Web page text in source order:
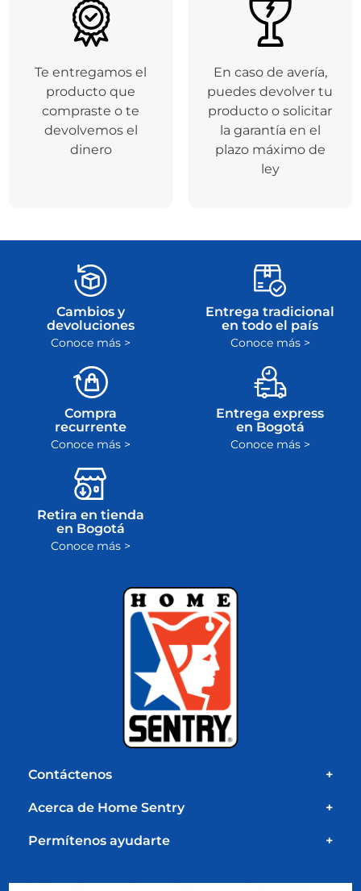
Te entregamos el
producto que
compraste o te
devolvemos el
dinero
En caso de avería,
puedes devolver tu
producto o solicitar
la garantía en el
plazo máximo de
ley
Cambios y
devoluciones
Conoce más >
Entrega tradicional
en todo el país
Conoce más >
Compra
recurrente
Conoce más >
Entrega express
en Bogotá
Conoce más >
Retira en tienda
en Bogotá
Conoce más >
Contáctenos +
Acerca de Home Sentry +
Permítenos ayudarte +